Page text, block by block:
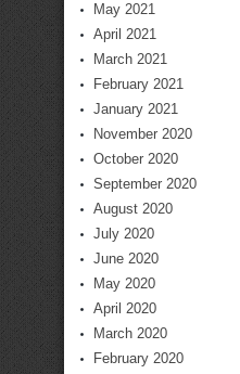
May 2021
April 2021
March 2021
February 2021
January 2021
November 2020
October 2020
September 2020
August 2020
July 2020
June 2020
May 2020
April 2020
March 2020
February 2020